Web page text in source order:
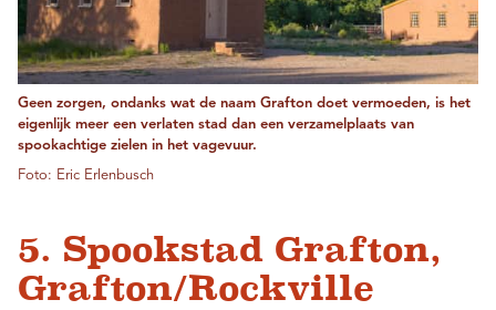
Geen zorgen, ondanks wat de naam Grafton doet vermoeden, is het
eigenlijk meer een verlaten stad dan een verzamelplaats van
spookachtige zielen in het vagevuur.
Foto: Eric Erlenbusch
5. Spookstad Grafton,
Grafton/Rockville